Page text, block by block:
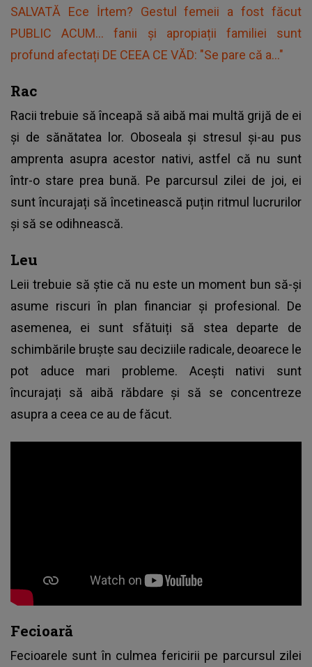
SALVATĂ Ece İrtem? Gestul femeii a fost făcut
PUBLIC ACUM... fanii și apropiații familiei sunt
profund afectați DE CEEA CE VĂD: "Se pare că a..."
Rac
Racii trebuie să înceapă să aibă mai multă grijă de ei
și de sănătatea lor. Oboseala și stresul și-au pus
amprenta asupra acestor nativi, astfel că nu sunt
într-o stare prea bună. Pe parcursul zilei de joi, ei
sunt încurajați să încetinească puțin ritmul lucrurilor
și să se odihnească.
Leu
Leii trebuie să știe că nu este un moment bun să-și
asume riscuri în plan financiar și profesional. De
asemenea, ei sunt sfătuiți să stea departe de
schimbările bruște sau deciziile radicale, deoarece le
pot aduce mari probleme. Acești nativi sunt
încurajați să aibă răbdare și să se concentreze
asupra a ceea ce au de făcut.
Fecioară
Fecioarele sunt în culmea fericirii pe parcursul zilei